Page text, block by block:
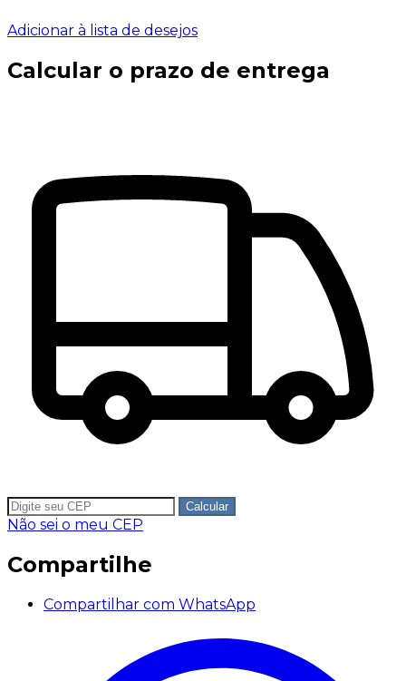
Adicionar à lista de desejos
Calcular o prazo de entrega
Calcular
Não sei o meu CEP
Compartilhe
Compartilhar com WhatsApp